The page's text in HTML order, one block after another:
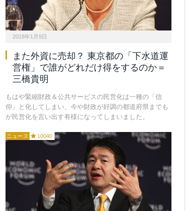
2018年1月9日
また外資に売却？ 東京都の「下水道運
営権」で誰がどれだけ得をするのか＝
三橋貴明
もはや緊縮財政＆公共サービスの民営化は一種の「信
仰」と化してしまい、今や財政が好調の都道府県までも
が民営化を言い出す有様になってしまいました。
ニュース 10040